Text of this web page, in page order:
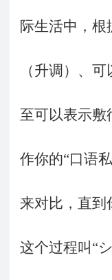
际生活中，根
（升调）、
至可以表示敷
作你的“口语
来对比，直到
这个过程叫“